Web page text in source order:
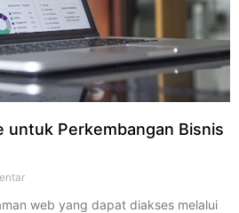
untuk Perkembangan Bisnis
web yang dapat diakses melalui